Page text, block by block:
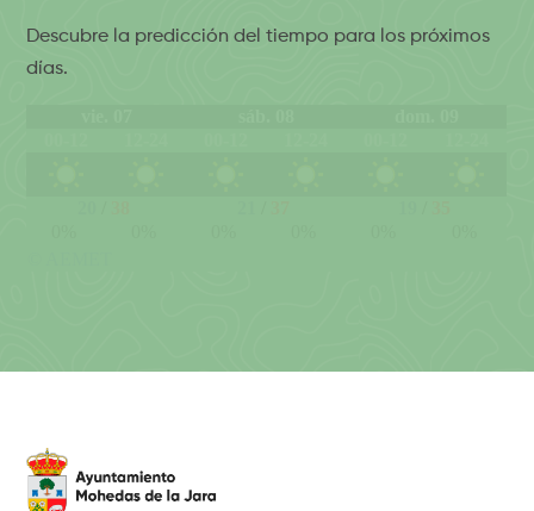
Descubre la predicción del tiempo para los próximos
días.